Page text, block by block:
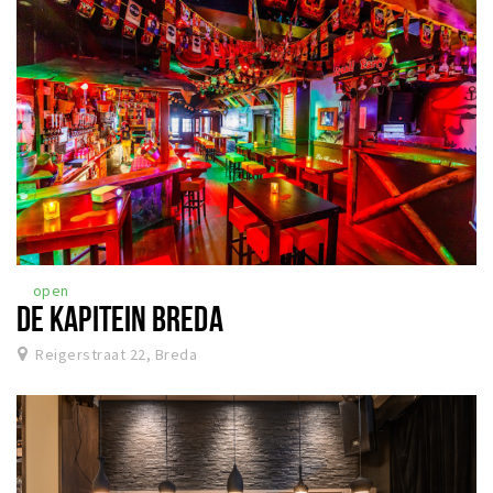
open
DE KAPITEIN BREDA
Reigerstraat 22, Breda